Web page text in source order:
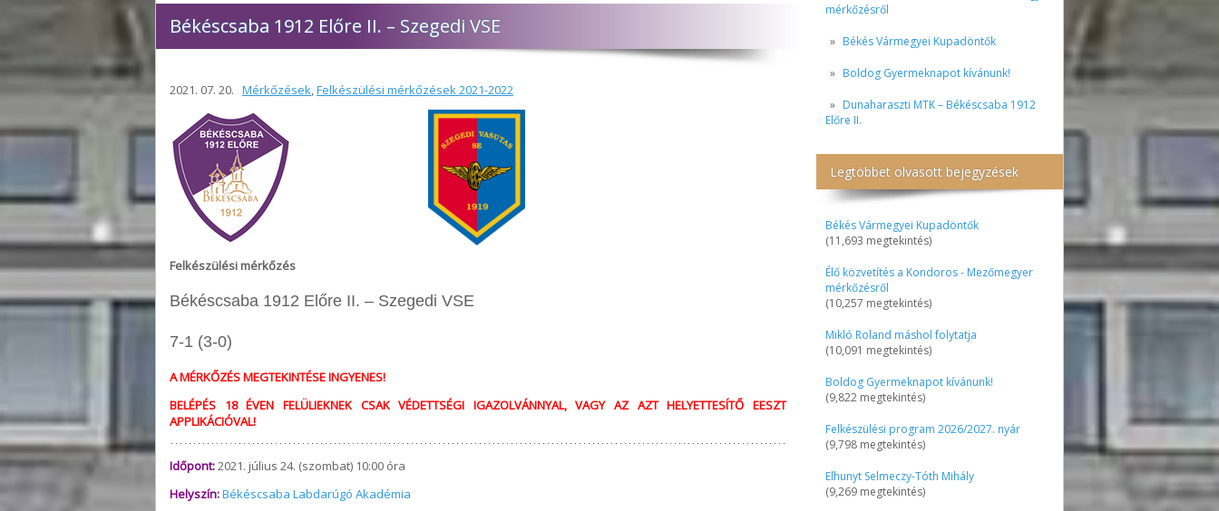
mérkőzésről
Békés Vármegyei Kupadöntők
Boldog Gyermeknapot kívánunk!
Dunaharaszti MTK – Békéscsaba 1912
Előre II.
Legtöbbet olvasott bejegyzések
Békés Vármegyei Kupadöntők
(11,693 megtekintés)
Élő közvetítés a Kondoros - Mezőmegyer
mérkőzésről
(10,257 megtekintés)
Mikló Roland máshol folytatja
(10,091 megtekintés)
Boldog Gyermeknapot kívánunk!
(9,822 megtekintés)
Felkészülési program 2026/2027. nyár
(9,798 megtekintés)
Elhunyt Selmeczy-Tóth Mihály
(9,269 megtekintés)
Békéscsaba 1912 Előre II. – Szegedi VSE
2021. 07. 20. Mérkőzések,Felkészülési mérkőzések 2021-2022
Felkészülési mérkőzés
Békéscsaba 1912 Előre II. – Szegedi VSE
7-1 (3-0)
A MÉRKŐZÉS MEGTEKINTÉSE INGYENES!
BELÉPÉS 18 ÉVEN FELÜLIEKNEK CSAK VÉDETTSÉGI IGAZOLVÁNNYAL, VAGY AZ AZT HELYETTESÍTŐ EESZT
APPLIKÁCIÓVAL!
Időpont:2021. július 24. (szombat) 10:00 óra
Helyszín:Békéscsaba Labdarúgó Akadémia